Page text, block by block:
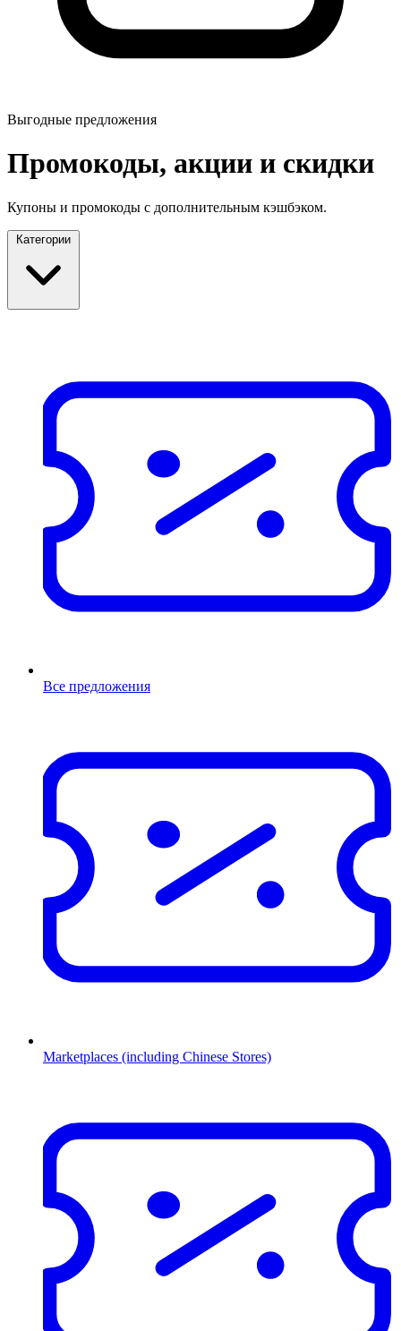
Выгодные предложения
Промокоды, акции и скидки
Купоны и промокоды с дополнительным кэшбэком.
Категории
Все предложения
Marketplaces (including Chinese Stores)